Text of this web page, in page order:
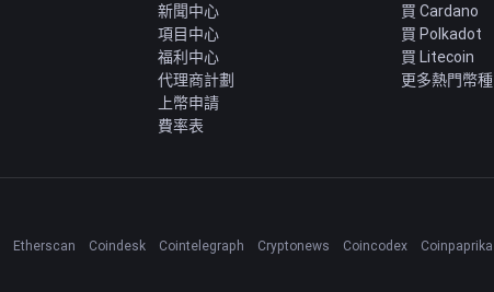
新聞中心
項目中心
福利中心
代理商計劃
上幣申請
費率表
買 Cardano
買 Polkadot
買 Litecoin
更多熱門幣種
Etherscan Coindesk Cointelegraph Cryptonews Coincodex Coinpaprika